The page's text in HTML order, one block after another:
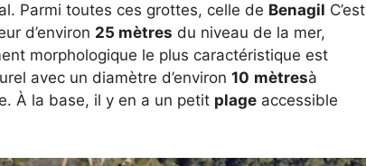
Parmi toutes ces grottes, celle de Benagil C’est
d’environ 25 mètres du niveau de la mer,
morphologique le plus caractéristique est
avec un diamètre d’environ 10 mètresà
À la base, il y en a un petit plage accessible